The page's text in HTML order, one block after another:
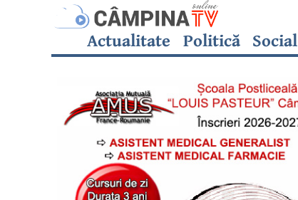
Actualitate Politică Social